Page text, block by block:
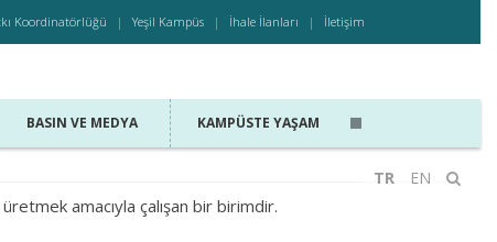
Koordinatörlüğü Yeşil Kampüs İhale İlanları İletişim
TR EN
BASIN VE MEDYA KAMPÜSTE YAŞAM
amacıyla çalışan bir birimdir.